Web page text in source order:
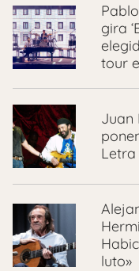
gira
tour
Juan
luto»